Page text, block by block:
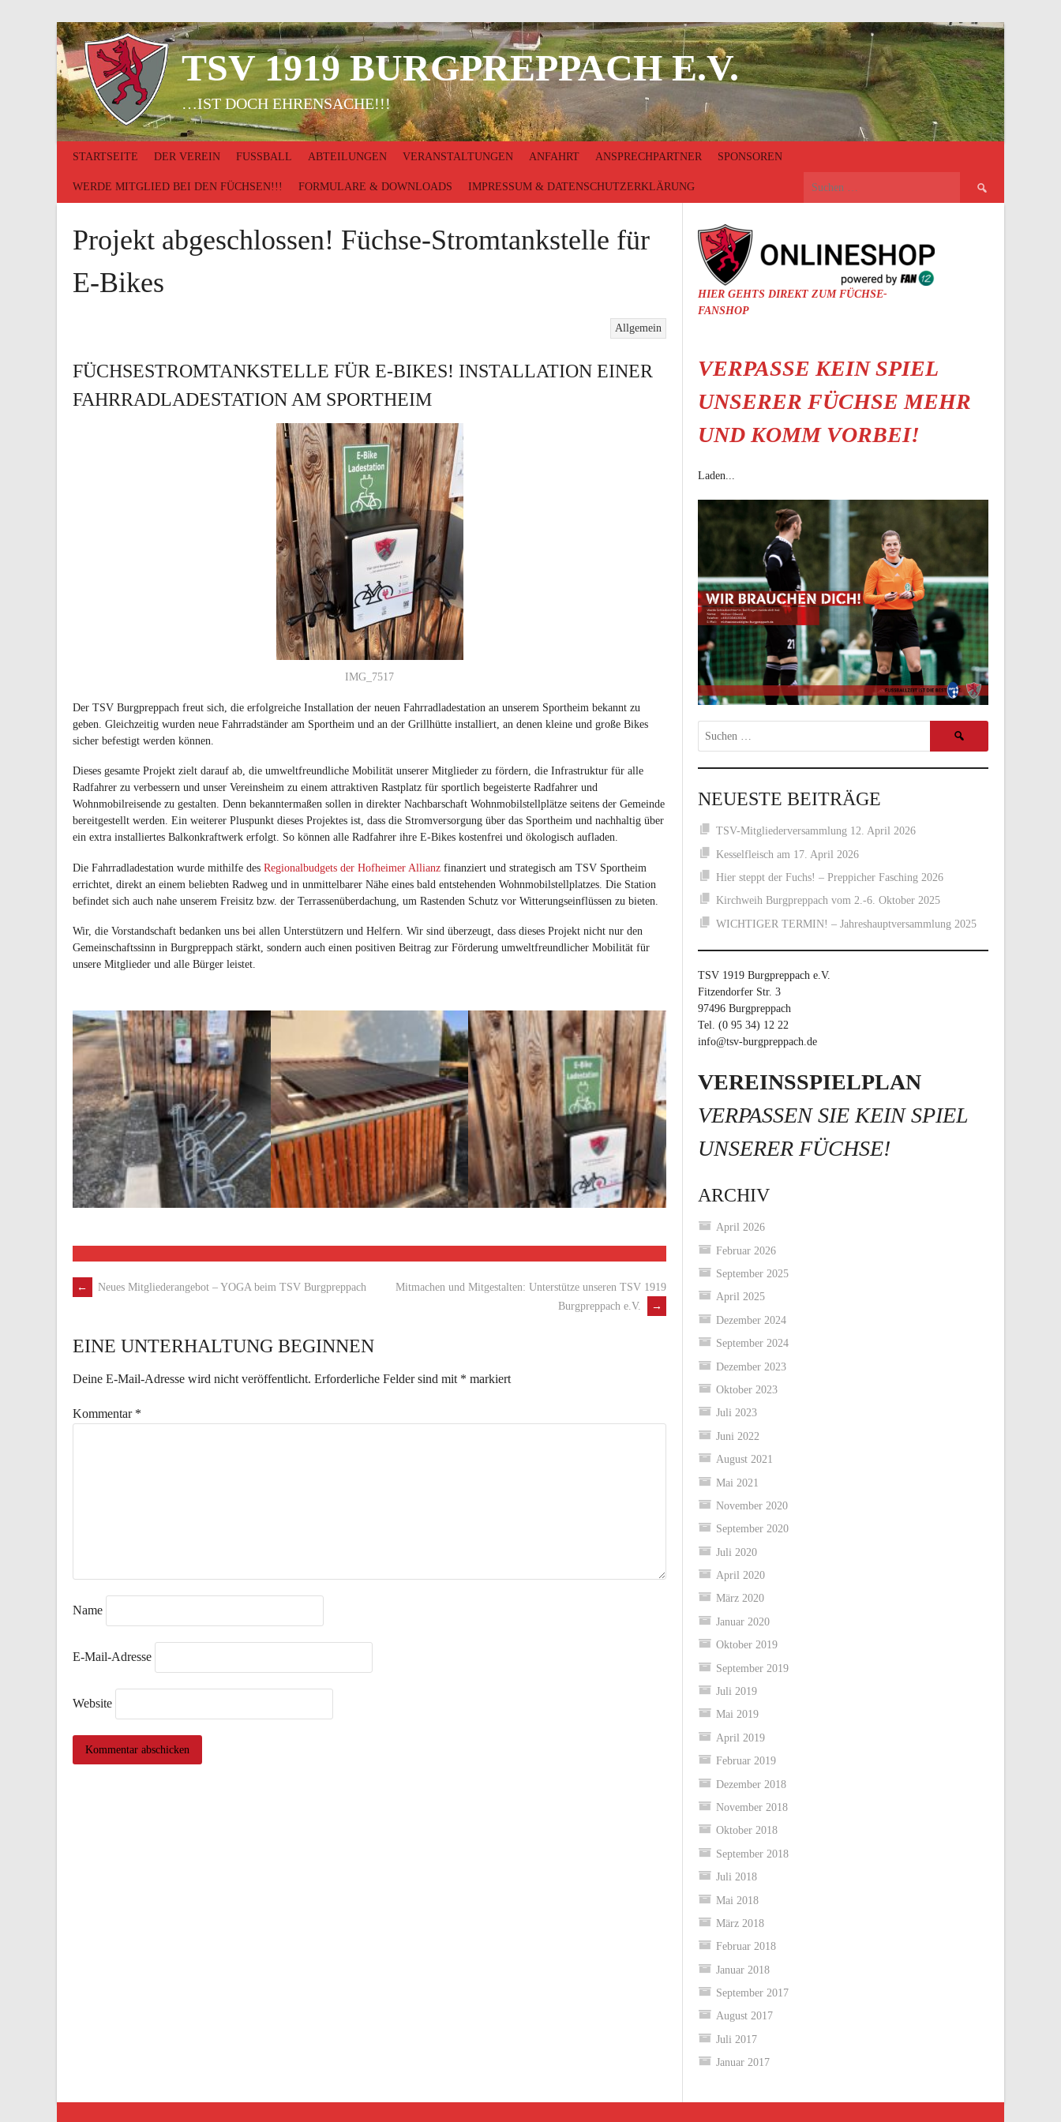
TSV 1919 BURGPREPPACH E.V.
…IST DOCH EHRENSACHE!!!
STARTSEITE DER VEREIN FUSSBALL ABTEILUNGEN VERANSTALTUNGEN ANFAHRT ANSPRECHPARTNER SPONSOREN
WERDE MITGLIED BEI DEN FÜCHSEN!!! FORMULARE & DOWNLOADS IMPRESSUM & DATENSCHUTZERKLÄRUNG
Suchen
Projekt abgeschlossen! Füchse-Stromtankstelle für
E-Bikes
Allgemein
FÜCHSESTROMTANKSTELLE FÜR E-BIKES! INSTALLATION EINER
FAHRRADLADESTATION AM SPORTHEIM
IMG_7517
Der TSV Burgpreppach freut sich, die erfolgreiche Installation der neuen Fahrradladestation an unserem Sportheim bekannt zu
geben. Gleichzeitig wurden neue Fahrradständer am Sportheim und an der Grillhütte installiert, an denen kleine und große Bikes
sicher befestigt werden können.
Dieses gesamte Projekt zielt darauf ab, die umweltfreundliche Mobilität unserer Mitglieder zu fördern, die Infrastruktur für alle
Radfahrer zu verbessern und unser Vereinsheim zu einem attraktiven Rastplatz für sportlich begeisterte Radfahrer und
Wohnmobilreisende zu gestalten. Denn bekanntermaßen sollen in direkter Nachbarschaft Wohnmobilstellplätze seitens der Gemeinde
bereitgestellt werden. Ein weiterer Pluspunkt dieses Projektes ist, dass die Stromversorgung über das Sportheim und nachhaltig über
ein extra installiertes Balkonkraftwerk erfolgt. So können alle Radfahrer ihre E-Bikes kostenfrei und ökologisch aufladen.
Die Fahrradladestation wurde mithilfe des Regionalbudgets der Hofheimer Allianz finanziert und strategisch am TSV Sportheim
errichtet, direkt an einem beliebten Radweg und in unmittelbarer Nähe eines bald entstehenden Wohnmobilstellplatzes. Die Station
befindet sich auch nahe unserem Freisitz bzw. der Terrassenüberdachung, um Rastenden Schutz vor Witterungseinflüssen zu bieten.
Wir, die Vorstandschaft bedanken uns bei allen Unterstützern und Helfern. Wir sind überzeugt, dass dieses Projekt nicht nur den
Gemeinschaftssinn in Burgpreppach stärkt, sondern auch einen positiven Beitrag zur Förderung umweltfreundlicher Mobilität für
unsere Mitglieder und alle Bürger leistet.
ARTIKEL-
NAVIGATION
← Neues Mitgliederangebot – YOGA beim TSV Burgpreppach
Mitmachen und Mitgestalten: Unterstütze unseren TSV 1919
Burgpreppach e.V.
→
EINE UNTERHALTUNG BEGINNEN
Deine E-Mail-Adresse wird nicht veröffentlicht. Erforderliche Felder sind mit * markiert
Kommentar *
Name
E-Mail-Adresse
Website
HIER GEHTS DIREKT ZUM FÜCHSE-
FANSHOP
VERPASSE KEIN SPIEL
UNSERER FÜCHSE MEHR
UND KOMM VORBEI!
Laden...
Suchen
NEUESTE BEITRÄGE
TSV-Mitgliederversammlung 12. April 2026
Kesselfleisch am 17. April 2026
Hier steppt der Fuchs! – Preppicher Fasching 2026
Kirchweih Burgpreppach vom 2.-6. Oktober 2025
WICHTIGER TERMIN! – Jahreshauptversammlung 2025
TSV 1919 Burgpreppach e.V.
Fitzendorfer Str. 3
97496 Burgpreppach
Tel. (0 95 34) 12 22
info@tsv-burgpreppach.de
VEREINSSPIELPLAN
VERPASSEN SIE KEIN SPIEL
UNSERER FÜCHSE!
ARCHIV
April 2026
Februar 2026
September 2025
April 2025
Dezember 2024
September 2024
Dezember 2023
Oktober 2023
Juli 2023
Juni 2022
August 2021
Mai 2021
November 2020
September 2020
Juli 2020
April 2020
März 2020
Januar 2020
Oktober 2019
September 2019
Juli 2019
Mai 2019
April 2019
Februar 2019
Dezember 2018
November 2018
Oktober 2018
September 2018
Juli 2018
Mai 2018
März 2018
Februar 2018
Januar 2018
September 2017
August 2017
Juli 2017
Januar 2017